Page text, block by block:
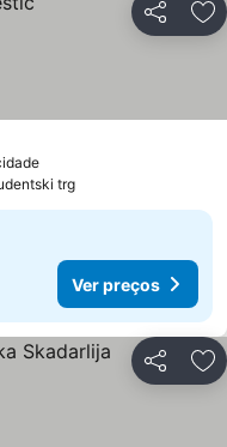
Partilhar
Ver preços
trg
Ver preços
Partilhar